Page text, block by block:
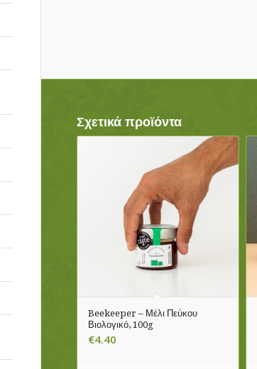
Σχετικά προϊόντα
Beekeeper – Μέλι Πεύκου
Βιολογικό, 100g
€4.40